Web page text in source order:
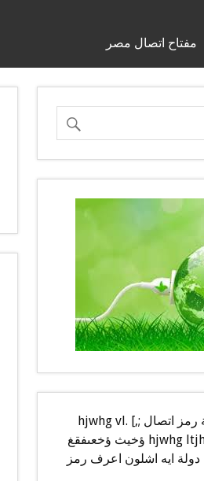
مفتاح اتصال مصر
كود اتصال دولة رمز اتصال ;,] hjwhg vl.
hjwhg ltjhp hjwhg ],gm ؤخيث ؤخعىفقغ
ايه اشلون اعرف رمز